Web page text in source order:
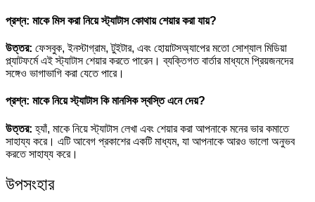
প্রশ্ন: মাকে মিস করা নিয়ে স্ট্যাটাস কোথায় শেয়ার করা যায়?
উত্তর: ফেসবুক, ইনস্টাগ্রাম, টুইটার, এবং হোয়াটসঅ্যাপের মতো সোশ্যাল মিডিয়া
প্ল্যাটফর্মে এই স্ট্যাটাস শেয়ার করতে পারেন। ব্যক্তিগত বার্তার মাধ্যমে প্রিয়জনদের
সঙ্গেও ভাগাভাগি করা যেতে পারে।
প্রশ্ন: মাকে নিয়ে স্ট্যাটাস কি মানসিক স্বস্তি এনে দেয়?
উত্তর: হ্যাঁ, মাকে নিয়ে স্ট্যাটাস লেখা এবং শেয়ার করা আপনাকে মনের ভার কমাতে
সাহায্য করে। এটি আবেগ প্রকাশের একটি মাধ্যম, যা আপনাকে আরও ভালো অনুভব
করতে সাহায্য করে।
উপসংহার